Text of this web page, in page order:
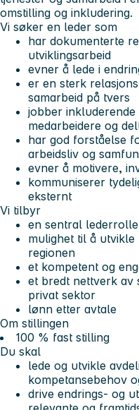
omstilling og inkludering.
Vi søker en leder som
har dokumenterte
utviklingsarbeid
evner å lede i
er en sterk
samarbeid på tvers
jobber
medarbeidere og
har god forståelse
arbeidsliv og
evner å motivere,
kommuniserer
eksternt
Vi tilbyr
en sentral
mulighet til å
regionen
et kompetent og
et bredt nettverk av
privat sektor
lønn etter avtale
Om stillingen
100 % fast stilling
Du skal
lede og utvikle
kompetansebehov
drive endrings- og